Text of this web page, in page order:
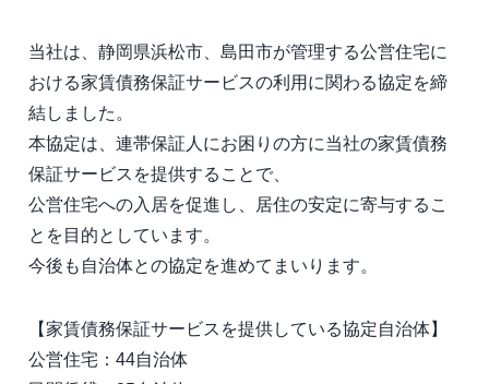
当社は、静岡県浜松市、島田市が管理する公営住宅に
おける家賃債務保証サービスの利用に関わる協定を締
結しました。
本協定は、連帯保証人にお困りの方に当社の家賃債務
保証サービスを提供することで、
公営住宅への入居を促進し、居住の安定に寄与するこ
とを目的としています。
今後も自治体との協定を進めてまいります。
【家賃債務保証サービスを提供している協定自治体】
公営住宅：44自治体